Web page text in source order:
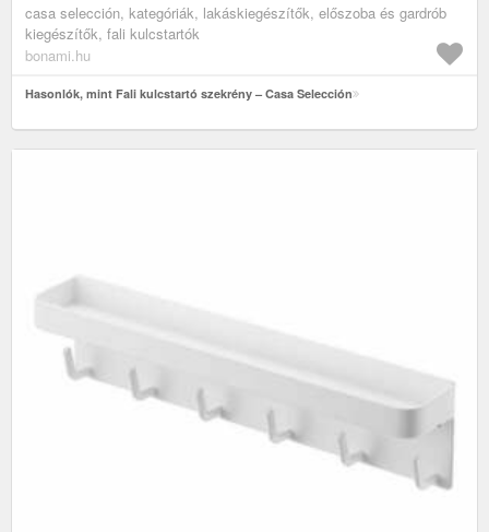
casa selección, kategóriák, lakáskiegészítők, előszoba és gardrób
kiegészítők, fali kulcstartók
bonami.hu
Hasonlók, mint Fali kulcstartó szekrény – Casa Selección